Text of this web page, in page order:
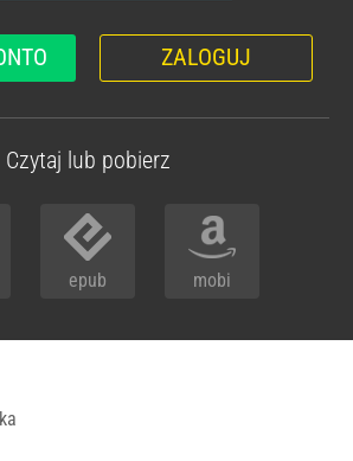
ZALOGUJ
Czytaj lub pobierz
epub mobi